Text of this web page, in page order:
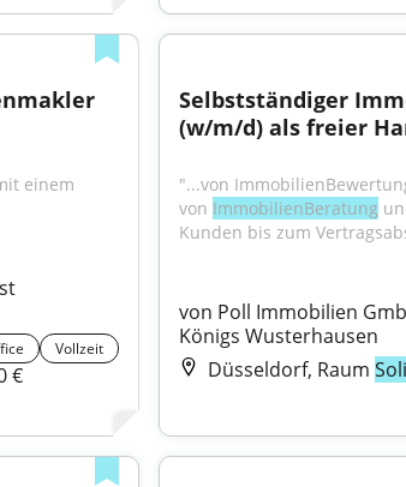
einem
Vollzeit
€
Selbstständiger
(w/m/d) als freier
"...von
von ImmobilienBeratung
Kunden bis zum
von Poll Immobilien
Königs Wusterhausen
Düsseldorf, Raum